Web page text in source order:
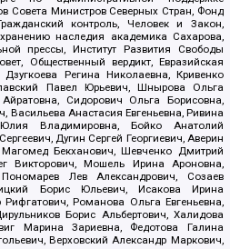
Совета Министров Северных Стран, Фонд
контроль, Человек и Закон,
наследия академика Сахарова,
прессы, Институт Развития Свободы
Общественный вердикт, Евразийская
Регина Николаевна, Кривенко
Павел Юрьевич, Шнырова Ольга
Сидорович Ольга Борисовна,
Васильева Анастасия Евгеньевна, Ривина
Владимировна, Бойко Анатолий
Дугин Сергей Георгиевич, Аверин
Магомед Бекханович, Шевченко Дмитрий
Викторович, Мошель Ирина Ароновна,
Лев Александрович, Созаев
Борис Юльевич, Исакова Ирина
Романова Ольга Евгеньевна,
Борис Альбертович, Халидова
Марина Зариевна, Федотова Галина
Верховский Александр Маркович,